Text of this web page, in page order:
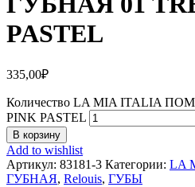
PASTEL
335,00₽
Количество LA MIA ITALIA
PINK PASTEL
В корзину
Add to wishlist
Артикул: 83181-3 Категории: LA
ГУБНАЯ, Relouis, ГУБЫ